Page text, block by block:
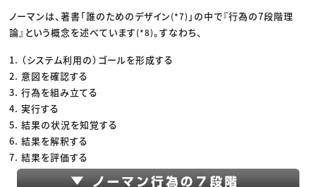
ノーマンは、著書「誰のためのデザイン(*7) 」の中で『行為の7段階理
論』という概念を述べています(*8)。すなわち、
1. （システム利用の）ゴールを形成する
2. 意図を確認する
3. 行為を組み立てる
4. 実行する
5. 結果の状況を知覚する
6. 結果を解釈する
7. 結果を評価する